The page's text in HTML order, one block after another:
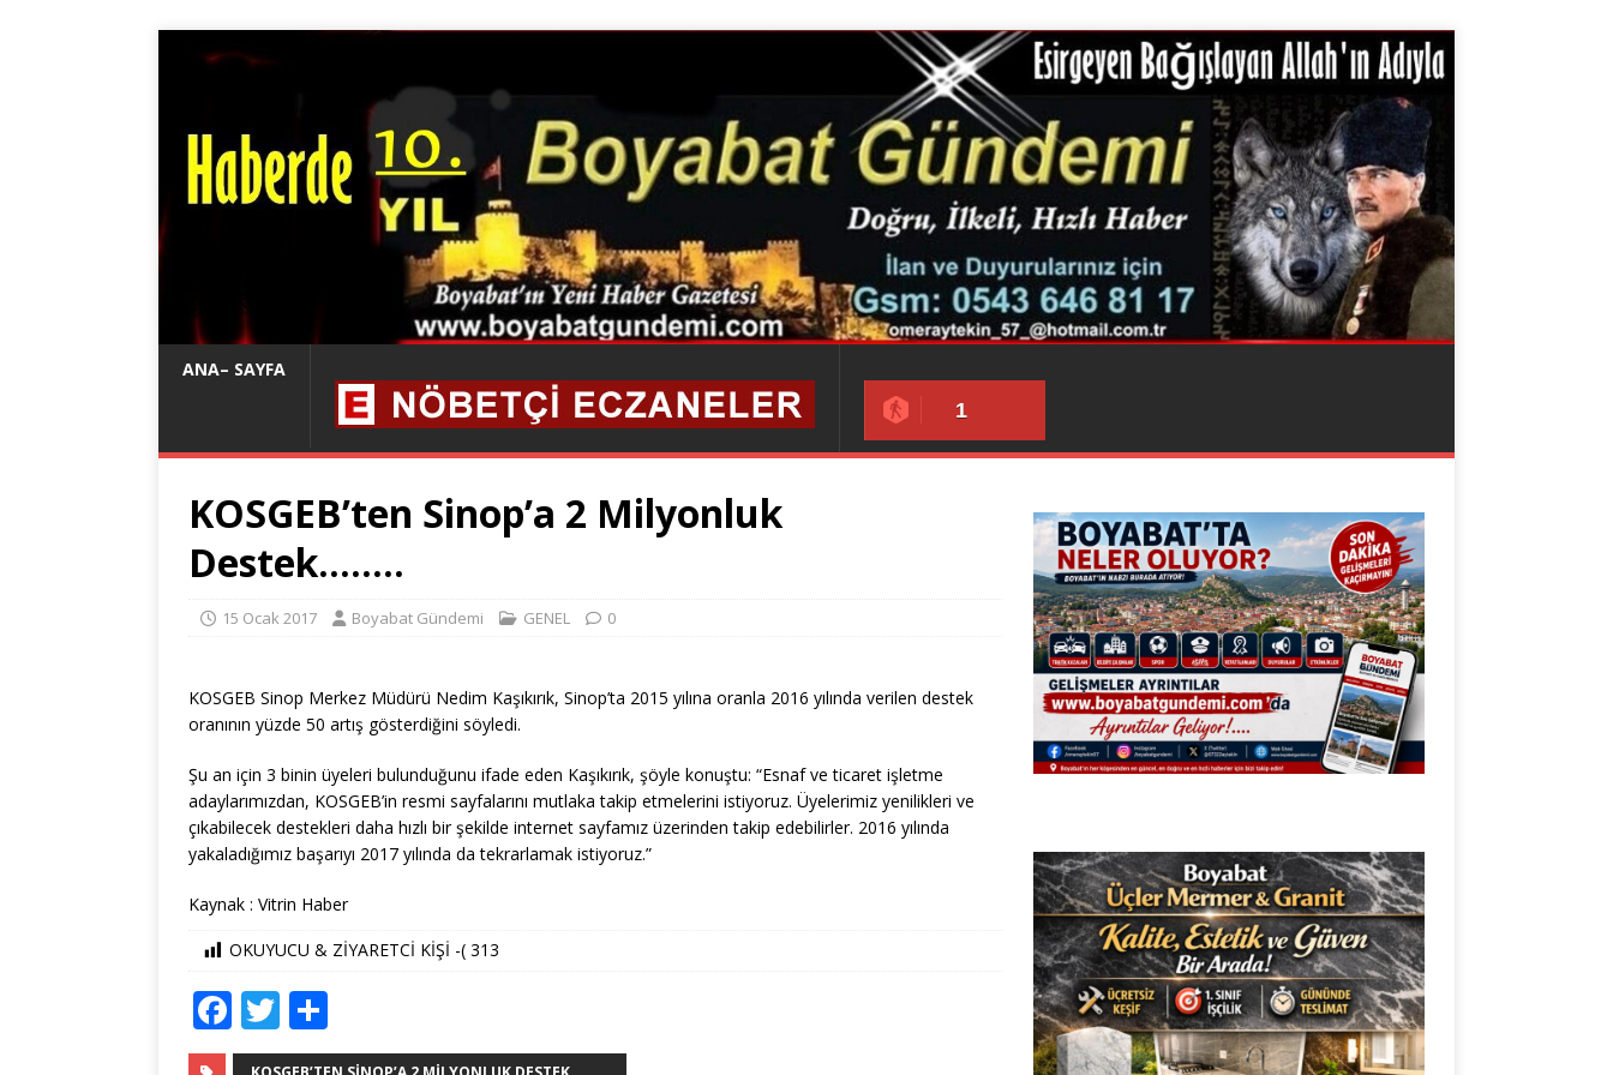
ANA– SAYFA
1
KOSGEB’ten Sinop’a 2 Milyonluk
Destek……..
15 Ocak 2017 Boyabat Gündemi GENEL 0
KOSGEB Sinop Merkez Müdürü Nedim Kaşıkırık, Sinop’ta 2015 yılına oranla 2016 yılında verilen destek
oranının yüzde 50 artış gösterdiğini söyledi.
Şu an için 3 binin üyeleri bulunduğunu ifade eden Kaşıkırık, şöyle konuştu: “Esnaf ve ticaret işletme
adaylarımızdan, KOSGEB’in resmi sayfalarını mutlaka takip etmelerini istiyoruz. Üyelerimiz yenilikleri ve
çıkabilecek destekleri daha hızlı bir şekilde internet sayfamız üzerinden takip edebilirler. 2016 yılında
yakaladığımız başarıyı 2017 yılında da tekrarlamak istiyoruz.”
Kaynak : Vitrin Haber
OKUYUCU & ZİYARETCİ KİŞİ -( 313
F
a
T
w h